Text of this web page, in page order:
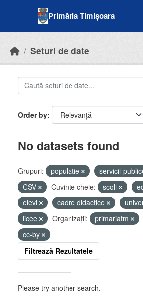
Primăria Timișoara
Seturi de date
Order by
No datasets found
Grupuri: populatie servicii-
CSV
Cuvinte cheie: scoli
elevi
cadre didactice
licee
Organizații: primariatm
cc-by
Filtrează Rezultatele
Please try another search.